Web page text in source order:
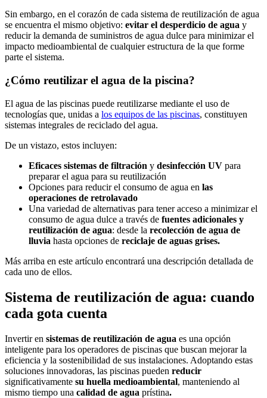
Sin embargo, en el corazón de cada sistema de reutilización de agua
se encuentra el mismo objetivo: evitar el desperdicio de agua y
reducir la demanda de suministros de agua dulce para minimizar el
impacto medioambiental de cualquier estructura de la que forme
parte el sistema.
¿Cómo reutilizar el agua de la piscina?
El agua de las piscinas puede reutilizarse mediante el uso de
tecnologías que, unidas a los equipos de las piscinas, constituyen
sistemas integrales de reciclado del agua.
De un vistazo, estos incluyen:
Eficaces sistemas de filtración y desinfección UV para
preparar el agua para su reutilización
Opciones para reducir el consumo de agua en las
operaciones de retrolavado
Una variedad de alternativas para tener acceso a minimizar el
consumo de agua dulce a través de fuentes adicionales y
reutilización de agua: desde la recolección de agua de
lluvia hasta opciones de reciclaje de aguas grises.
Más arriba en este artículo encontrará una descripción detallada de
cada uno de ellos.
Sistema de reutilización de agua: cuando
cada gota cuenta
Invertir en sistemas de reutilización de agua es una opción
inteligente para los operadores de piscinas que buscan mejorar la
eficiencia y la sostenibilidad de sus instalaciones. Adoptando estas
soluciones innovadoras, las piscinas pueden reducir
significativamente su huella medioambiental, manteniendo al
mismo tiempo una calidad de agua prístina.